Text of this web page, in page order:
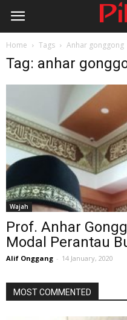
Home Tags Anhar gonggong
Tag: anhar
Wajah
Prof. Anhar
Modal Perantau
Alif Onggang - 14 January, 2020
MOST COMMENTED